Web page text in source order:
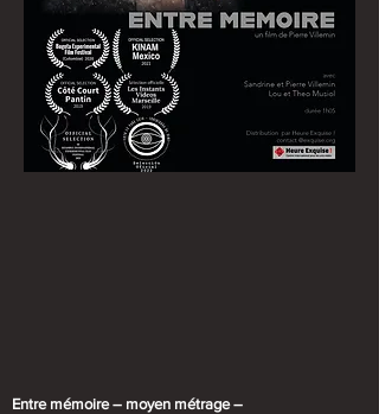
Entre mémoire – moyen métrage –